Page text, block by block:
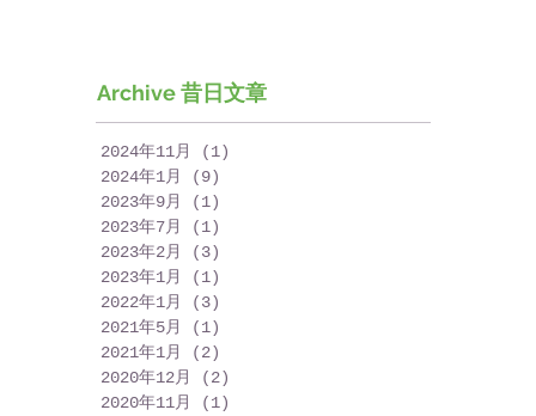
Archive 昔日文章
2024年11月 (1)
2024年1月
(9)
2023年9月
(1)
2023年7月
(1)
2023年2月
(3)
2023年1月
(1)
2022年1月
(3)
2021年5月
(1)
2021年1月
(2)
2020年12月
(2)
2020年11月
(1)